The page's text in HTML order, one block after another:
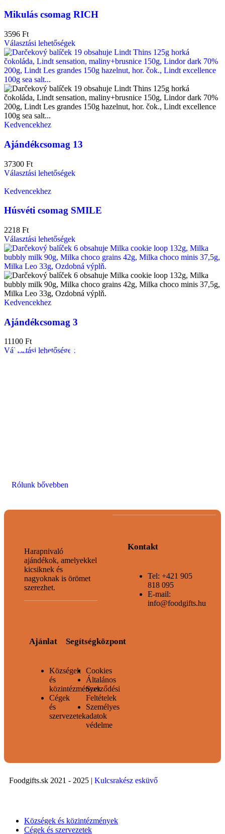
Mikulás csomag RICH
3596 Ft
Választási lehetőségek
Kedvencekhez
Ajándékcsomag 13
37300 Ft
Választási lehetőségek
Kedvencekhez
Húsvéti csomag SMILE
2218 Ft
Választási lehetőségek
Kedvencekhez
Ajándékcsomag 3
11100 Ft
Választási lehetőségek
FoodGifts​
Rólunk bővebben
Harapnivaló
ajándékok, amelyekkel
kicsiknek és
nagyoknak is örömet
szerezhet.
Ajánlat
Községek
és
közintézmények
Cégek
és
szervezetek
Segítségközpont
Cookies
Általános
Szerződési
Feltételek
Személyes
adatok
védelme
Kontakt
Tel: +421 905
818 095
E-mail:
info@foodgifts.hu
Foodgifts.sk 2021 - 2025 | Kulcsrakész esküvő
Községek és közintézmények
Cégek és szervezetek